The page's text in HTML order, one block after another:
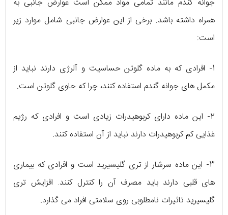
جوانه گندم مانند تمامی مواد ممکن است عوارض جانبی به
همراه داشته باشد. برخی از این عوارض جانبی شامل موارد زیر
است:
1- افرادی که به ماده گلوتن حساسیت و آلرژی دارند نباید از
مکمل های جوانه گندم استفاده کنند، چرا که حاوی گلوتن است.
2- این ماده دارای کربوهیدرات زیادی است و افرادی که رژیم
غذایی کم کربوهیدرات دارند نباید از آن استفاده کنند.
3- این ماده سرشار از تری گلیسیرید است و افرادی که بیماری
های قلبی دارند باید مصرف آن را کنترل کنند. افزایش تری
گلیسیرید تاثیرات نامطلوبی روی سلامتی افراد می گذارد.